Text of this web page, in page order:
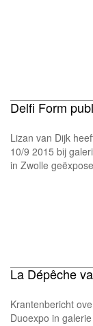
Delfi Form
Lizan van Dijk
10/9 2015 bij
in Zwolle
La Dépêche
Krantenbericht
Duoexpo in